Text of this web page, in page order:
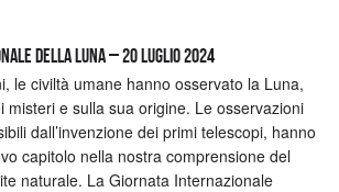
della Luna – 20 luglio 2024
le civiltà umane hanno osservato la Luna,
misteri e sulla sua origine. Le osservazioni
dall’invenzione dei primi telescopi, hanno
capitolo nella nostra comprensione del
naturale. La Giornata Internazionale